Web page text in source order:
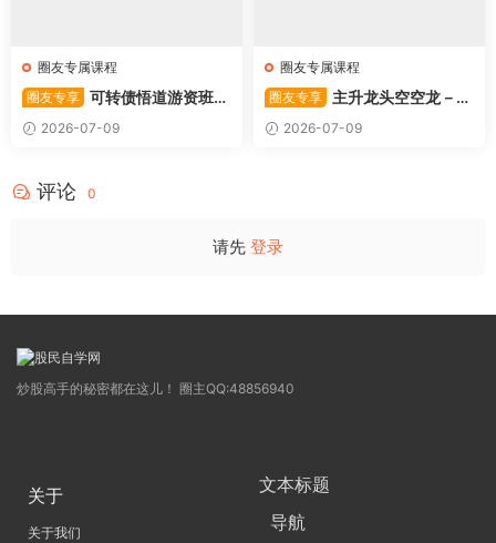
圈友专属课程
圈友专享 可转债悟道游资班出
奇系列悟道系列守正系列课程-
卓妍
2026-07-09
圈友专属课程
圈友专享
主升龙头空空龙－竞
价抢筹盘口的量化公式与十几
年的体系干货，全篇2026061
2026-07-09
评论 0
请先 登录
炒股高手的秘密都在这儿！ 圈主QQ:48856940
关于
关于我们
文本标题
导航